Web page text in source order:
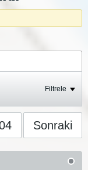
Filtrele
Sonraki